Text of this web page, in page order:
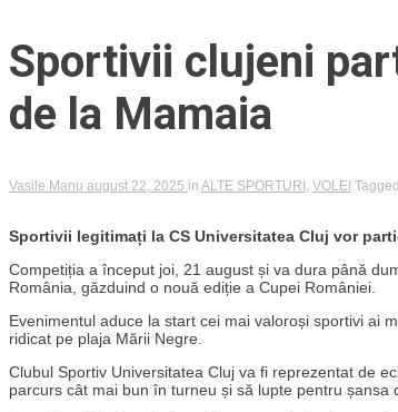
Sportivii clujeni
de la Mamaia
Vasile Manu august 22, 2025 in ALTE SPORTURI VOLEI Tagged
Sportivii legitimați la CS Universitatea Cluj vor
Competiția a început joi, 21 august și va dura până
România, găzduind o nouă ediție a Cupei României.
Evenimentul aduce la start cei mai valoroși sportivi ai
ridicat pe plaja Mării Negre.
Clubul Sportiv Universitatea Cluj va fi reprezentat de
parcurs cât mai bun în turneu și să lupte pentru șansa